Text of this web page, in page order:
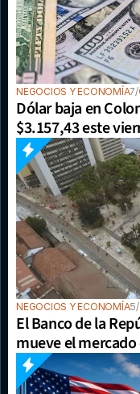
NEGOCIOS Y ECONOMÍA
Dólar baja en
$3.157,43 este
NEGOCIOS Y ECONOMÍA
El Banco de la
mueve el